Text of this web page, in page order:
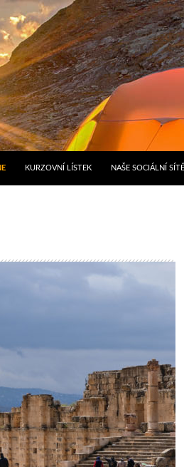
KURZOVNÍ LÍSTEK NAŠE SOCIÁLNÍ SÍTĚ